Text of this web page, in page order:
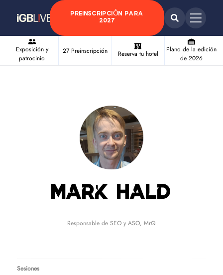
PREINSCRIPCIÓN PARA
2027
Exposición y
patrocinio
27 Preinscripción Reserva tu hotel
Plano de la edición
de 2026
Mark Hald
Responsable de SEO y ASO,MrQ
Sesiones